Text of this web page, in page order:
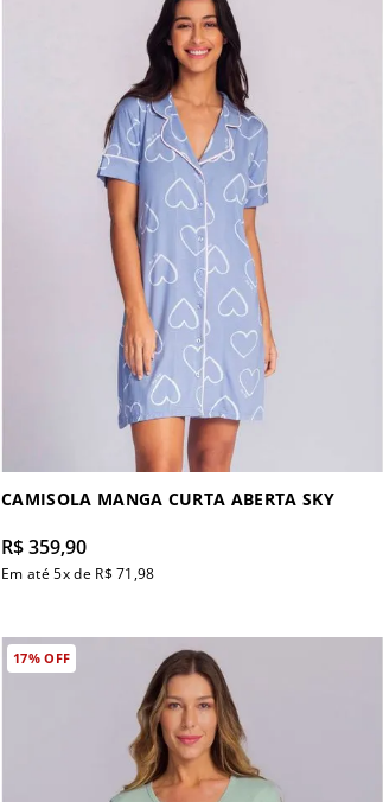
CAMISOLA MANGA CURTA ABERTA SKY
R$359,90
Em até5x de R$ 71 ,98
17%OFF